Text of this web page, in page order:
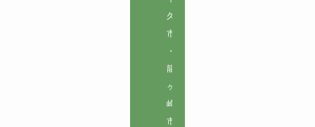
久
市
・
龍
ヶ
崎
市